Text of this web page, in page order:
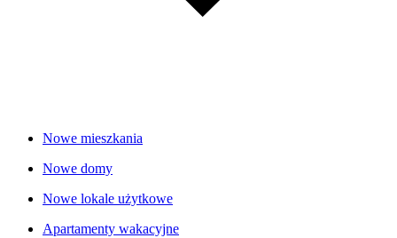
Nowe mieszkania
Nowe domy
Nowe lokale użytkowe
Apartamenty wakacyjne